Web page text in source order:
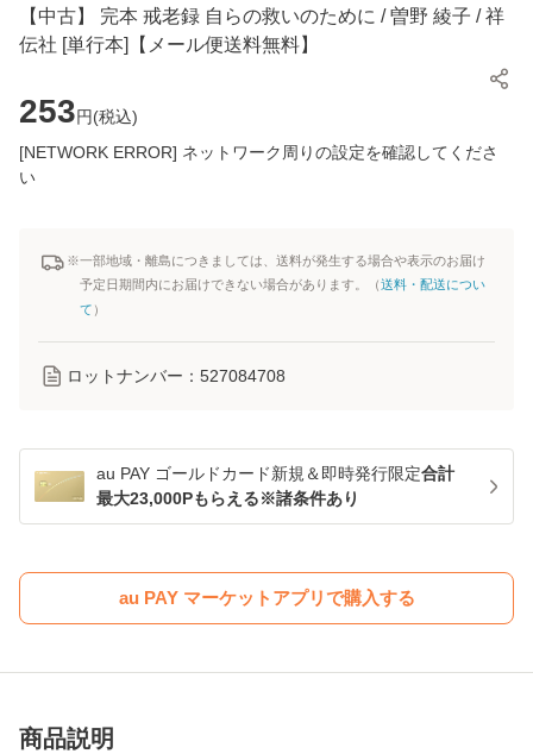
【中古】 完本 戒老録 自らの救いのために / 曽野 綾子 / 祥
伝社 [単行本]【メール便送料無料】
253円(税込)
[NETWORK ERROR] ネットワーク周りの設定を確認してくださ
い
※一部地域・離島につきましては、送料が発生する場合や表示のお届け
予定日期間内にお届けできない場合があります。（送料・配送につい
て ）
ロットナンバー： 527084708
au PAY ゴールドカード新規＆即時発行限定合計
最大23,000Pもらえる※諸条件あり
au PAY マーケットアプリで購入する
商品説明